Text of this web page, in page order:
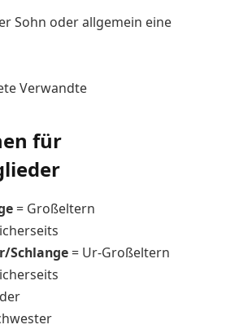
Sohn oder allgemein eine
Verwandte
für
= Großeltern
Schlange = Ur-Großeltern